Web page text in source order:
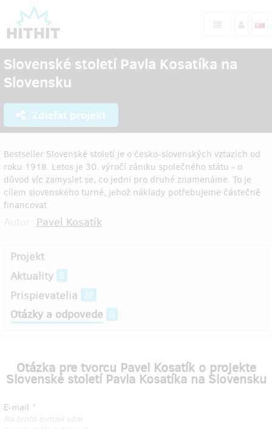
Slovenské století Pavla Kosatíka na
Slovensku
Zdieľať projekt
Bestseller Slovenské století je o česko-slovenských vztazích od
roku 1918. Letos je 30. výročí zániku společného státu - o
důvod víc zamyslet se, co jedni pro druhé znamenáme. To je
cílem slovenského turné, jehož náklady potřebujeme částečně
financovat.
Pavel Kosatík
Projekt
Aktuality 5
Prispievatelia 22
Otázky a odpovede 0
Otázka pre tvorcu Pavel Kosatík o projekte
Slovenské století Pavla Kosatíka na Slovensku
E-mail